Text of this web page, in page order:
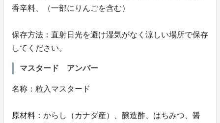
香辛料、（一部にりんごを含む）
保存方法：直射日光を避け湿気がなく涼しい場所で保存
してください。
マスタード アンバー
名称：粒入マスタード
原材料：からし（カナダ産）、醸造酢、はちみつ、醤